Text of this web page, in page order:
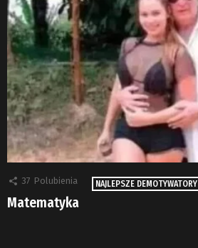
37 Polubienia NAJLEPSZE DEMOTYWATORY
Matematyka